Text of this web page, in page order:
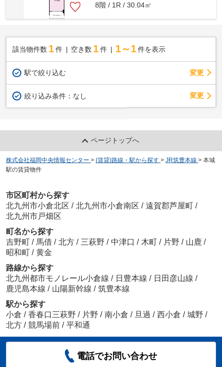
8階 / 1R / 30.04㎡
該当物件数 1件 空き数 1 件 1～1 件を表示
駅で絞り込む 変更
絞り込み条件： なし 変更
ページトップへ
株式会社福岡中央情報センター > (賃貸)路線・駅から探す > JR筑豊本線 > 本城
駅の賃貸物件
市区町村から探す
北九州市小倉北区 / 北九州市小倉南区 / 遠賀郡芦屋町 /
北九州市戸畑区
町名から探す
吉野町 / 馬借 / 北方 / 三萩野 / 中津口 / 木町 / 片野 / 山鹿 /
昭和町 / 黄金
路線から探す
北九州都市モノレール小倉線 / 日豊本線 / 日田彦山線 /
鹿児島本線 / 山陽新幹線 / 筑豊本線
駅から探す
小倉 / 香春口三萩野 / 片野 / 南小倉 / 旦過 / 西小倉 / 城野 /
北方 / 競馬場前 / 平和通
電話でお問い合わせ